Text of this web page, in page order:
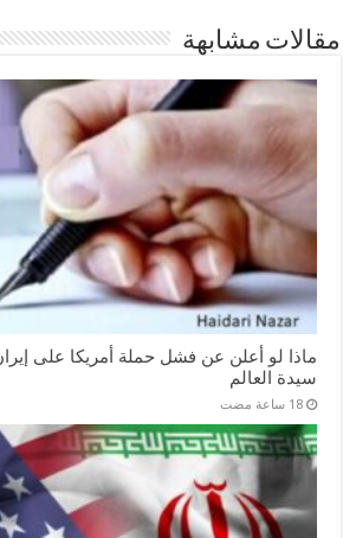
مقالات مشابهة
ماذا لو أعلن عن فشل حملة أمريكا على
سيدة العالم
‏18 ساعة مضت